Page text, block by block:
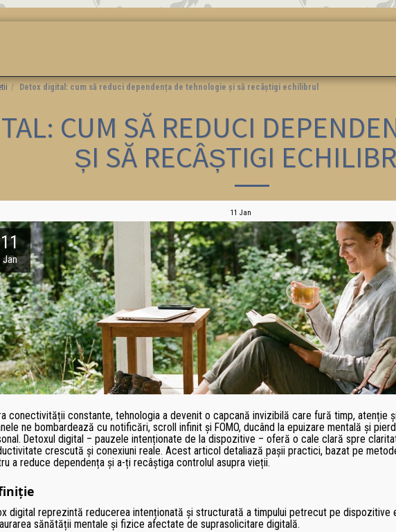
Detox digital: cum să reduci dependența de tehnologie și să recâștigi echilibrul
CUM SĂ REDUCI
ȘI SĂ RECÂȘTIGI
11 Jan
11
Jan
conectivității constante, tehnologia a devenit o capcană invizibilă care fură timp, atenție
ne bombardează cu notificări, scroll infinit și FOMO, ducând la epuizare mentală și
Detoxul digital – pauzele intenționate de la dispozitive – oferă o cale clară spre
crescută și conexiuni reale. Acest articol detaliază pașii practici, bazat pe
a reduce dependența și a-ți recâștiga controlul asupra vieții.
digital reprezintă reducerea intenționată și structurată a timpului petrecut pe dispozitive
sănătății mentale și fizice afectate de suprasolicitare digitală.